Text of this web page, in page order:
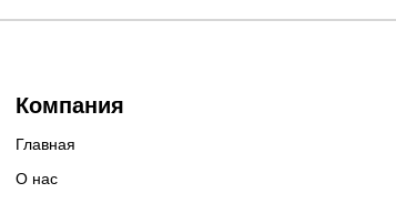
Компания
Главная
О нас